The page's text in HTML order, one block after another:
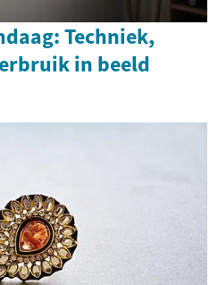
Techniek,
in beeld